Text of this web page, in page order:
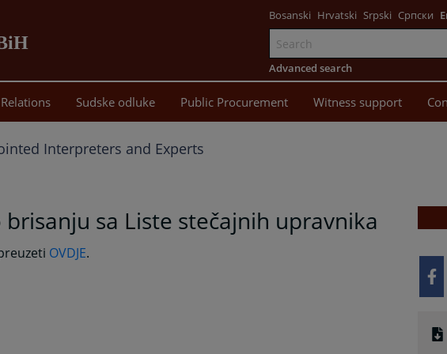
main
content
Bosanski Hrvatski Srpski Српски
Advanced search
Sudske odluke Public Procurement Witness support
Interpreters and Experts
brisanju sa Liste stečajnih upravnika
OVDJE.